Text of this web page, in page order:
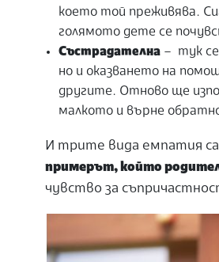
което той преживява.
голямото дете се
Състрадателна – тук
но и оказването на
другите. Отново ще
малкото и върне
И трите вида емпатия са
примерът, който
чувство за